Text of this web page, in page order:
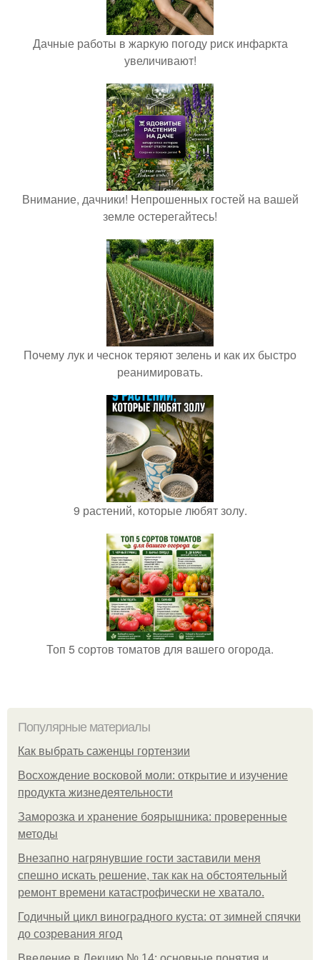
Дачные работы в жаркую погоду риск инфаркта
увеличивают!
Внимание, дачники! Непрошенных гостей на вашей
земле остерегайтесь!
Почему лук и чеснок теряют зелень и как их быстро
реанимировать.
9 растений, которые любят золу.
Топ 5 сортов томатов для вашего огорода.
Популярные материалы
Как выбрать саженцы гортензии
Восхождение восковой моли: открытие и изучение
продукта жизнедеятельности
Заморозка и хранение боярышника: проверенные
методы
Внезапно нагрянувшие гости заставили меня
спешно искать решение, так как на обстоятельный
ремонт времени катастрофически не хватало.
Годичный цикл виноградного куста: от зимней спячки
до созревания ягод